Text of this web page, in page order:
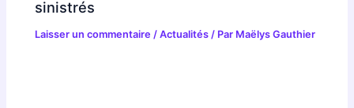
sinistrés
Laisser un commentaire /Actualités / Par Maëlys Gauthier